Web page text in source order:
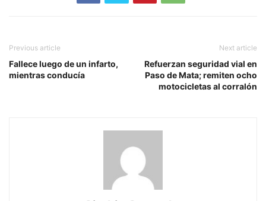
Previous article
Fallece luego de un infarto,
mientras conducía
Next article
Refuerzan seguridad vial en
Paso de Mata; remiten ocho
motocicletas al corralón